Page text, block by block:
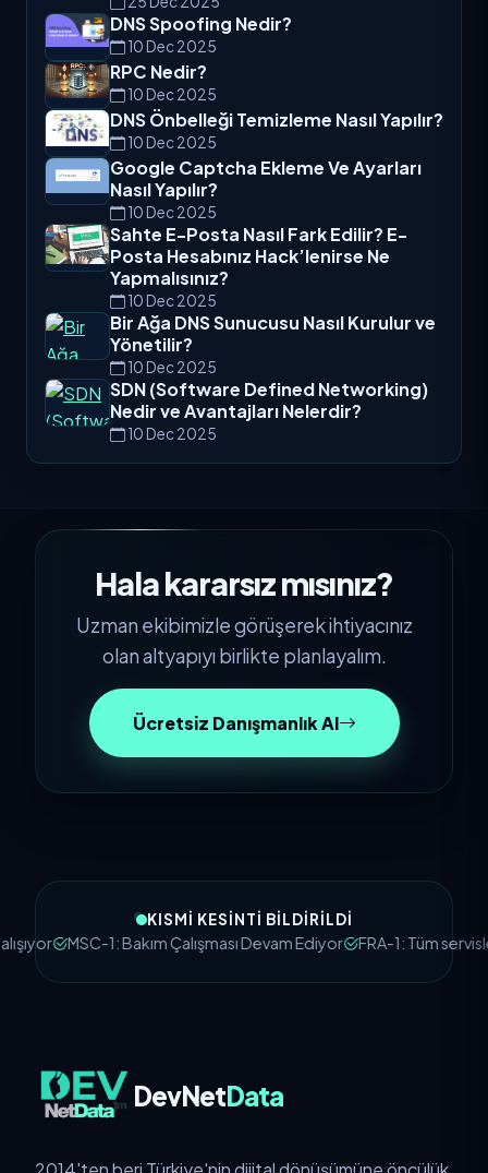
DNS Spoofing Nedir?
10 Dec 2025
RPC Nedir?
10 Dec 2025
DNS Önbelleği Temizleme Nasıl Yapılır?
10 Dec 2025
Google Captcha Ekleme Ve Ayarları
Nasıl Yapılır?
10 Dec 2025
Sahte E-Posta Nasıl Fark Edilir? E-
Posta Hesabınız Hack’lenirse Ne
Yapmalısınız?
10 Dec 2025
Bir Ağa DNS Sunucusu Nasıl Kurulur ve
Yönetilir?
10 Dec 2025
SDN (Software Defined Networking)
Nedir ve Avantajları Nelerdir?
10 Dec 2025
Hala kararsız mısınız?
Uzman ekibimizle görüşerek ihtiyacınız
olan altyapıyı birlikte planlayalım.
Ücretsiz Danışmanlık Al
KISMI KESINTI BILDIRILDI
MSC-1: Bakım Çalışması Devam Ediyor FRA-1: Tüm servisler
DevNetData